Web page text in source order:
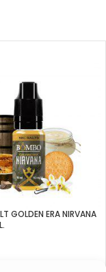
GOLDEN ERA NIRVANA